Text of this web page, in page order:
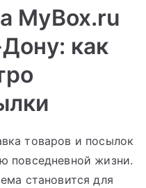
MyBox.ru
как
товаров и посылок
повседневной жизни.
становится для